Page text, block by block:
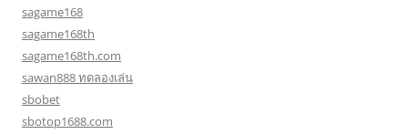
sagame168
sagame168th
sagame168th.com
sawan888 ทดลองเล่น
sbobet
sbotop1688.com